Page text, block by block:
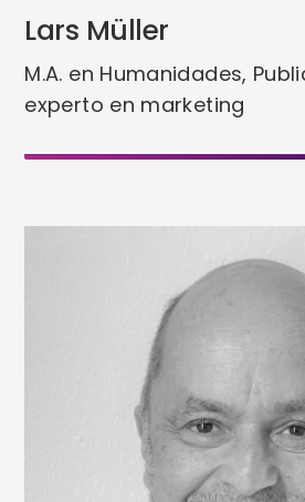
Lars Müller
M.A. en Humanidades,
experto en marketing